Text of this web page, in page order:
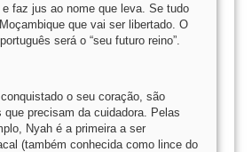
e faz jus ao nome que leva. Se tudo
que vai ser libertado. O
será o “seu futuro reino”.
o seu coração, são
precisam da cuidadora. Pelas
Nyah é a primeira a ser
(também conhecida como lince do